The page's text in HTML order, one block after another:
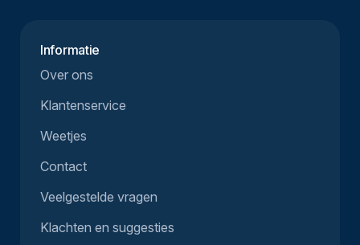
Informatie
Over ons
Klantenservice
Weetjes
Contact
Veelgestelde vragen
Klachten en suggesties